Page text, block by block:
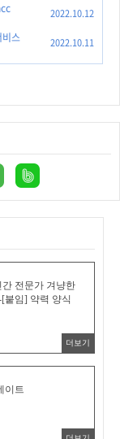
2022.10.12
스
2022.10.11
전문가 겨냥한
붙임] 약력 양식
더보기
이트